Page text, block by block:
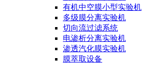
有机中空膜小型实验机
多级膜分离实验机
切向流过滤系统
电渗析分离实验机
渗透汽化膜实验机
膜萃取设备